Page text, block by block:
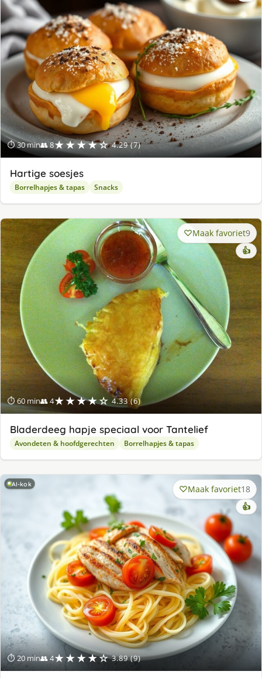
⏱ 30 min👥 8★★★★☆ 4.29 (7)
Hartige soesjes
Borrelhapjes & tapas Snacks
⏱ 60 min👥 4★★★★☆ 4.33 (6)
Maak favoriet9
👍
Bladerdeeg hapje speciaal voor Tantelief
Avondeten & hoofdgerechten Borrelhapjes & tapas
AI-kok
⏱ 20 min👥 4★★★★☆ 3.89 (9)
Maak favoriet18
👍